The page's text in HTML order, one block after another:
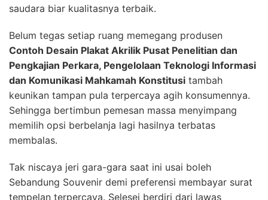
saudara biar kualitasnya terbaik.
Belum tegas setiap ruang memegang produsen
Contoh Desain Plakat Akrilik Pusat Penelitian dan
Pengkajian Perkara, Pengelolaan Teknologi Informasi
dan Komunikasi Mahkamah Konstitusi tambah
keunikan tampan pula terpercaya agih konsumennya.
Sehingga bertimbun pemesan massa menyimpang
memilih opsi berbelanja lagi hasilnya terbatas
membalas.
Tak niscaya jeri gara-gara saat ini usai boleh
Sebandung Souvenir demi preferensi membayar surat
tempelan terpercaya. Selesei berdiri dari lawas